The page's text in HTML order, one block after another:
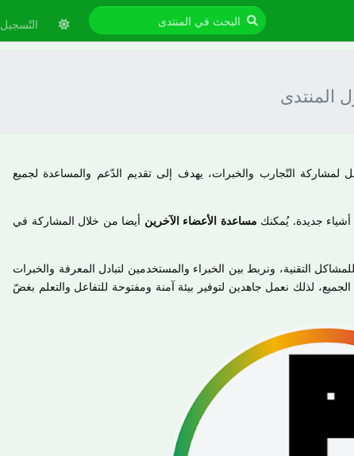
التّسجيل
المنتدى
التّجارب والخبرات، يهدف إلى تقديم الدّعم والمساعدة لجميع
جديدة. يُمكنك مساعدة الأعضاء الآخرين أيضا من خلال المشاركة في
التقنية، ونربط بين الخبراء والمستخدمين لتبادل المعرفة والخبرات
لذلك نعمل جاهدين لتوفير بيئة آمنة ومفتوحة للتفاعل والتعلم بغضّ